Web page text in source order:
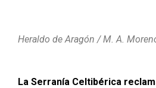
Heraldo de Aragón / M. A.
La Serranía Celtibérica